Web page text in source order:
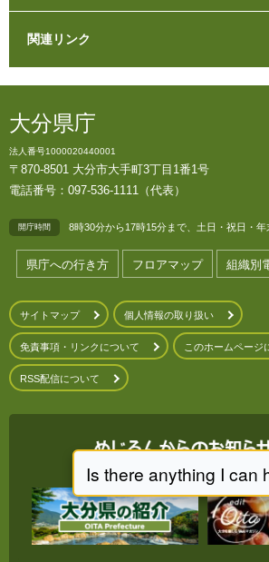
関連リンク
大分県庁
法人番号1000020440001
〒870-8501 大分市大手町3丁目1番1号
電話番号：097-536-1111（代表）
開庁時間 8時30分から17時15分まで、土日・祝日・年
県庁への行き方 フロアマップ 組織別
サイトマップ 個人情報の取り扱い
免責事項・リンクについて このホームページ
RSS配信について